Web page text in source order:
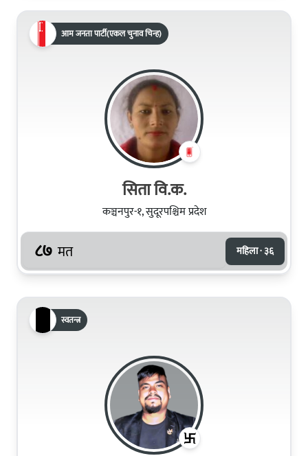
आम जनता पार्टी(एकल चुनाव चिन्ह)
सिता वि.क.
कञ्चनपुर-१, सुदूरपश्चिम प्रदेश
८७ मत महिला · ३६
स्वतन्त्र